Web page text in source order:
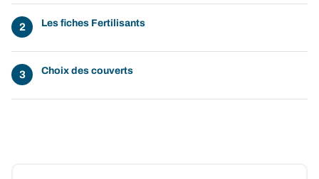
Les fiches Fertilisants
Choix des couverts